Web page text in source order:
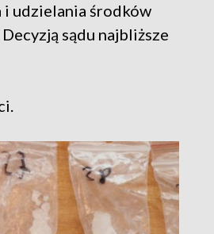
i udzielania środków
sądu najbliższe